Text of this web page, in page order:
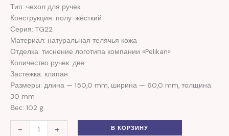
Тип: чехол для ручек
Конструкция: полу-жёсткий
Серия: TG22
Материал: натуральная телячья кожа
Отделка: тиснение логотипа компании «Pelikan»
Количество ручек: две
Застежка: клапан
Размеры: длина — 150,0 mm, ширина — 60,0 mm, толщина:
30 mm
Вес: 102 g.
-
Pelikan
+ В КОРЗИНУ